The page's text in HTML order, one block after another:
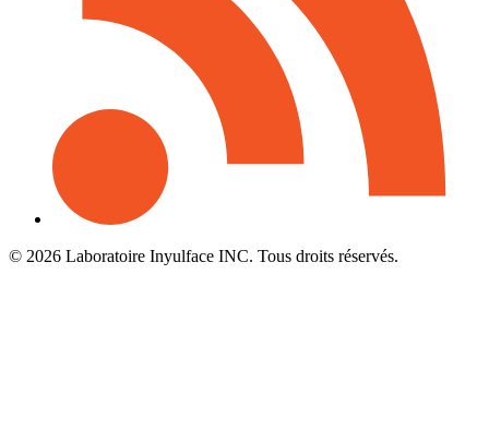
© 2026 Laboratoire Inyulface INC. Tous droits réservés.